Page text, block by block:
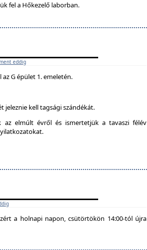
fel a Hőkezelő laborban.
eddig
G épület 1. emeletén.
kell tagsági szándékát.
az elmúlt évről és ismertetjük a tavaszi félév
a holnapi napon, csütörtökön 14:00-tól újra